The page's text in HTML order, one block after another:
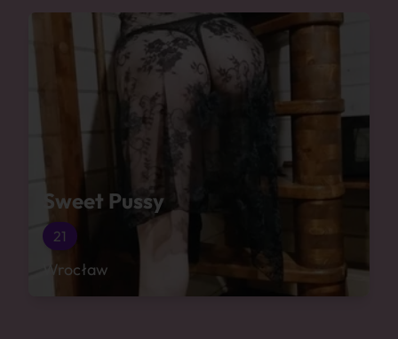
Sweet Pussy
21
Wrocław